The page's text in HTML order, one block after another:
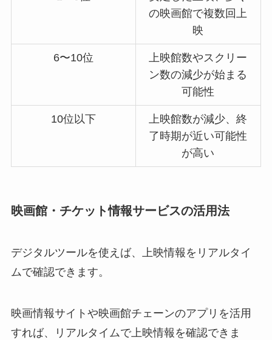
の映画館で複数回上
映
6〜10位
上映館数やスクリー
ン数の減少が始まる
可能性
10位以下
上映館数が減少、終
了時期が近い可能性
が高い
映画館・チケット情報サービスの活用法
デジタルツールを使えば、上映情報をリアルタイ
ムで確認できます。
映画情報サイトや映画館チェーンのアプリを活用
すれば、リアルタイムで上映情報を確認できま